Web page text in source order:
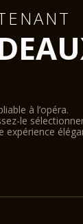
à l’opéra.
le
expérience